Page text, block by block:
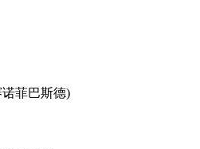
菲巴斯德)